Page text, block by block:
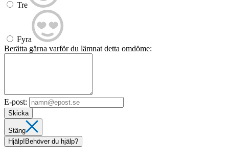
Tre
Fyra
Berätta gärna varför du lämnat detta omdöme:
E-post:
Skicka
Stäng
Hjälp! Behöver du hjälp?